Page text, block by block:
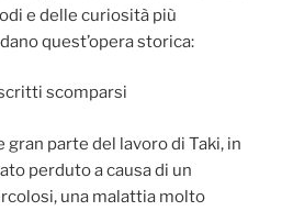
e delle curiosità più
quest’opera storica:
scomparsi
gran parte del lavoro di Taki, in
perduto a causa di un
una malattia molto